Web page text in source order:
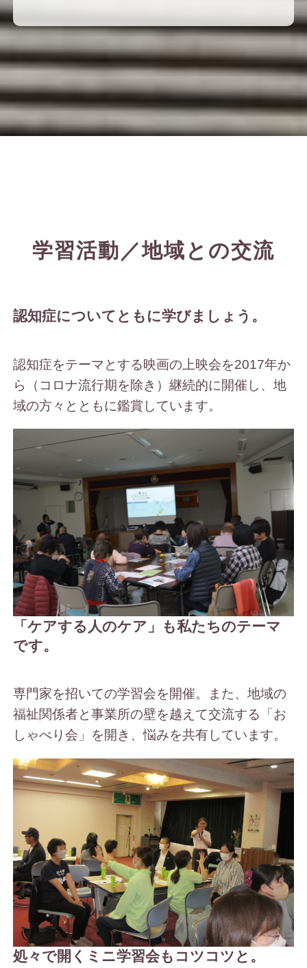
学習活動／地域との交流
認知症についてともに学びましょう。
認知症をテーマとする映画の上映会を2017年か
ら（コロナ流行期を除き）継続的に開催し、地
域の方々とともに鑑賞しています。
「ケアする人のケア」も私たちのテーマ
です。
専門家を招いての学習会を開催。また、地域の
福祉関係者と事業所の壁を越えて交流する「お
しゃべり会」を開き、悩みを共有しています。
処々で開くミニ学習会もコツコツと。